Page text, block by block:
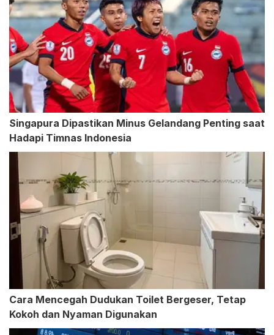
Singapura Dipastikan Minus Gelandang Penting saat
Hadapi Timnas Indonesia
Cara Mencegah Dudukan Toilet Bergeser, Tetap
Kokoh dan Nyaman Digunakan